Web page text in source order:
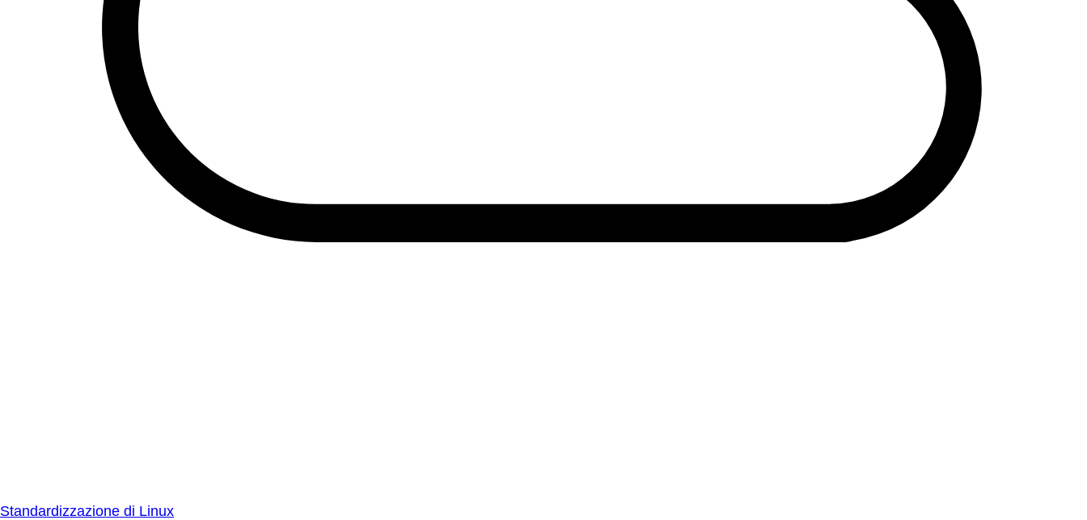
Standardizzazione di Linux